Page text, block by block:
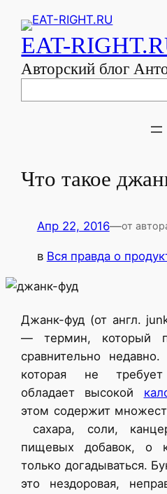
EAT-
Авторский блог
Что такое
Апр 22, 2016—от
в Вся правда о
Джанк-фуд (от англ.
— термин, который
сравнительно
которая не
обладает высокой
этом содержит
сахара, соли,
пищевых добавок, о
только догадываться.
это нездоровая,